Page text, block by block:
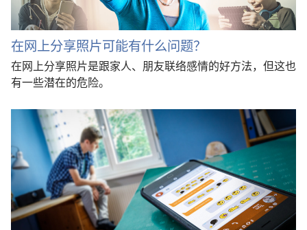
在网上分享照片可能有什么问题？
在网上分享照片是跟家人、朋友联络感情的好方法，但这也
有一些潜在的危险。